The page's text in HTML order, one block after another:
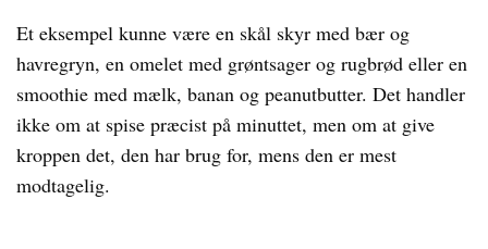
Et eksempel kunne være en skål skyr med bær og
havregryn, en omelet med grøntsager og rugbrød eller en
smoothie med mælk, banan og peanutbutter. Det handler
ikke om at spise præcist på minuttet, men om at give
kroppen det, den har brug for, mens den er mest
modtagelig.